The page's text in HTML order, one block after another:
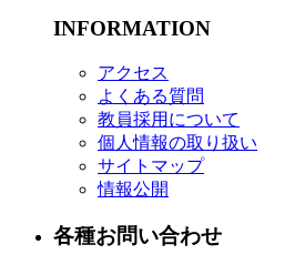
INFORMATION
アクセス
よくある質問
教員採用について
個人情報の取り扱い
サイトマップ
情報公開
各種お問い合わせ